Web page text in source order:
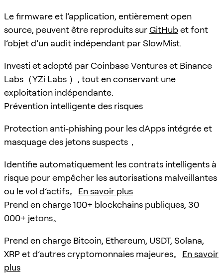
Le firmware et l’application, entièrement open
source, peuvent être reproduits surGitHubet font
l’objet d’un audit indépendant par SlowMist.
Investi et adopté par Coinbase Ventures et Binance
Labs（YZi Labs ）, tout en conservant une
exploitation indépendante.
Prévention intelligente des risques
Protection anti-phishing pour les dApps intégrée et
masquage des jetons suspects，
Identifie automatiquement les contrats intelligents à
risque pour empêcher les autorisations malveillantes
ou le vol d’actifs。 En savoir plus
Prend en charge 100+ blockchains publiques, 30
000+ jetons。
Prend en charge Bitcoin, Ethereum, USDT, Solana,
XRP et d’autres cryptomonnaies majeures。 En savoir
plus